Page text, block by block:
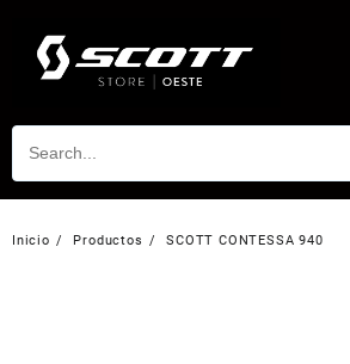
contenido
Inicio Productos SCOTT CONTESSA 940